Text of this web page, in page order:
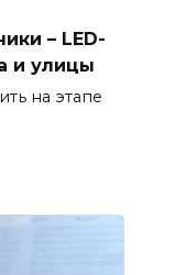
– LED-
и улицы
на этапе